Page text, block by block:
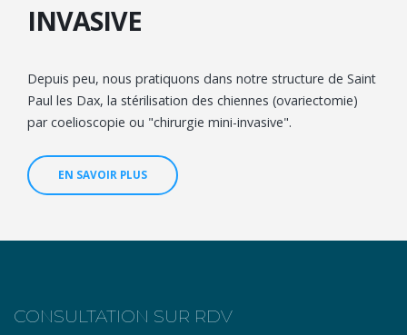
INVASIVE
Depuis peu, nous pratiquons dans notre structure de Saint
Paul les Dax, la stérilisation des chiennes (ovariectomie)
par coelioscopie ou "chirurgie mini-invasive".
EN SAVOIR PLUS
CONSULTATION SUR RDV